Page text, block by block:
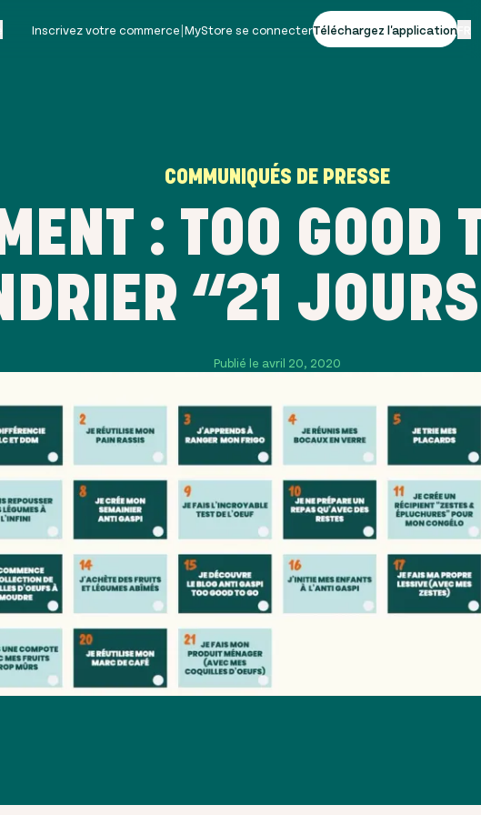
Inscrivez votre commerce|MyStore se connecterTéléchargez l'application
COMMUNIQUÉS DE PRESSE
: TOO GOOD
“21
Publié le avril 20, 2020